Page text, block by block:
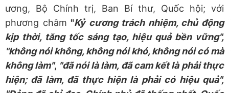
ương, Bộ Chính trị, Ban Bí thư, Quốc hội; với
phương châm "Kỷ cương trách nhiệm, chủ động
kịp thời, tăng tốc sáng tạo, hiệu quả bền vững",
"không nói không, không nói khó, không nói có mà
không làm", "đã nói là làm, đã cam kết là phải thực
hiện; đã làm, đã thực hiện là phải có hiệu quả",